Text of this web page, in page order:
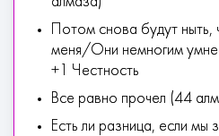
Потом снова будут ныть,
меня/Они немногим
+1 Честность
Все равно прочел (44
Есть ли разница, если мы